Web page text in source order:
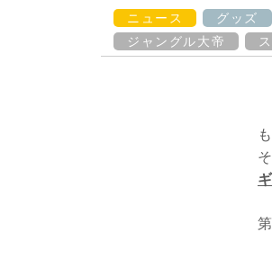
ニュース
グッズ
ジャングル大帝